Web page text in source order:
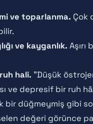
ve toparlanma. Çok
ve kayganlık.
hali. "Düşük
ve depresif bir ruh
bir düğmeymiş gibi
değeri görünce